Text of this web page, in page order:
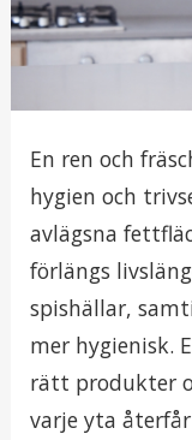
En ren och
hygien och
avlägsna
förlängs
spishällar,
mer hygienisk.
rätt produkter
varje yta